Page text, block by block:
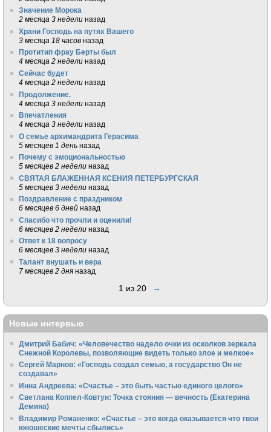
Значение Морока
2 месяца 3 недели назад
Храни Господь на путях Вашего
3 месяца 18 часов назад
Протитип фрау Берты был
4 месяца 2 недели назад
Сейчас будет
4 месяца 2 недели назад
Продолжение.
4 месяца 3 недели назад
Впечатления
4 месяца 3 недели назад
О семье архимандрита Герасима
5 месяцев 1 день назад
Почему с эмоциональностью
5 месяцев 2 недели назад
СВЯТАЯ БЛАЖЕННАЯ КСЕНИЯ ПЕТЕРБУРГСКАЯ
5 месяцев 3 недели назад
Поздравление с праздником
6 месяцев 6 дней назад
Спасибо что прочли и оценили!
6 месяцев 2 недели назад
Ответ к 18 вопросу
6 месяцев 3 недели назад
Талант внушать и вера
7 месяцев 2 дня назад
1 из 20 →
Новые интервью
Дмитрий Бабич: «Человечество надело очки из осколков зеркала
Снежной Королевы, позволяющие видеть только злое и мелкое»
Сергей Марнов: «Господь создал семью, а государство Он не
создавал»
Инна Андреева: «Счастье – это быть частью единого целого»
Светлана Коппел-Ковтун: Точка стояния — вечность (Екатерина
Демина)
Владимир Романенко: «Счастье – это когда оказывается что твои
юношеские мечты сбылись»